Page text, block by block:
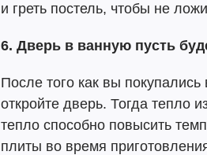
и греть постель, чтобы не
6. Дверь в ванную пусть
После того как вы
откройте дверь. Тогда тепло
тепло способно повысить
плиты во время